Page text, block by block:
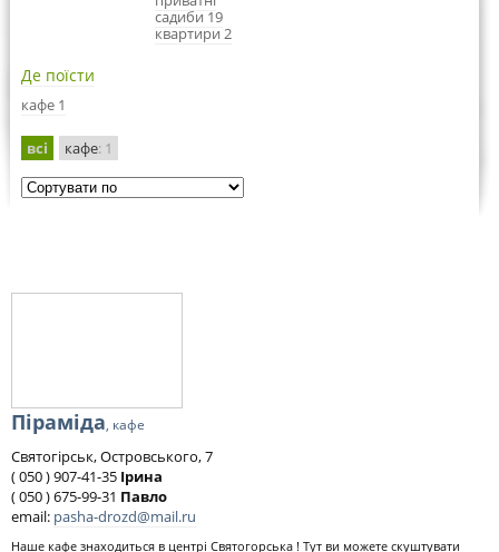
садиби 19
квартири 2
Де поїсти
кафе 1
всі кафе: 1
Піраміда, кафе
Святогірськ, Островського, 7
( 050 ) 907-41-35 Ірина
( 050 ) 675-99-31 Павло
email: pasha-drozd@mail.ru
Наше кафе знаходиться в центрі Святогорська ! Тут ви можете скуштувати